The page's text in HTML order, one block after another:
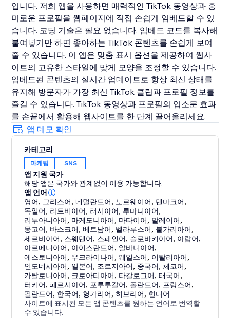
입니다. 저희 앱을 사용하면 매력적인 TikTok 동영상과 흥
미로운 프로필을 웹페이지에 직접 손쉽게 임베드할 수 있
습니다. 코딩 기술은 필요 없습니다. 임베드 코드를 복사해
붙여넣기만 하면 좋아하는 TikTok 콘텐츠를 손쉽게 보여
줄 수 있습니다. 이 앱은 맞춤 표시 옵션을 제공하여 웹사
이트의 고유한 스타일에 맞게 모양을 조정할 수 있습니다.
임베드된 콘텐츠의 실시간 업데이트로 항상 최신 상태를
유지해 방문자가 가장 최신 TikTok 클립과 프로필 정보를
즐길 수 있습니다. TikTok 동영상과 프로필의 입소문 효과
를 손끝에서 활용해 웹사이트를 한 단계 끌어올리세요.
앱 데모 확인
카테고리
마케팅 SNS
앱 지원 국가
해당 앱은 국가와 관계없이 이용 가능합니다.
앱 언어
영어, 그리스어, 네덜란드어, 노르웨이어, 덴마크어,
독일어, 라트비아어, 러시아어, 루마니아어,
리투아니아어, 마케도니아어, 마타이어, 말레이어,
몽고어, 바스크어,베트남어, 벨라루스어, 불가리아어,
세르비아어, 스웨덴어, 스페인어, 슬로바키아어, 아랍어,
아르메니아어, 아이스란드어, 알바니아어,
에스토니아어, 우크라이나어,웨일스어, 이탈리아어,
인도네시아어, 일본어, 조르지아어, 중국어, 체코어,
카탈로니아어, 크로아티아어, 타갈로그어,태국어,
터키어,페르시아어, 포루투갈어, 폴란드어, 프랑스어,
필란드어, 한국어, 헝가리어,히브리어, 힌디어
사이트에 표시된 모든 앱 콘텐츠를 원하는 언어로 번역할
수 있습니다.